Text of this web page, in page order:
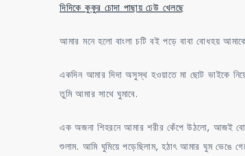
দিদিকে কুকুর চোদা পাছায় ঢেউ খেলছে
আমার মনে হলো বাংলা চটি বই পড়ে বাবা বোধহয়
একদিন আমার দিদা অসুস্থ হওয়াতে মা ছোট ভাইকে
তুমি আমার সাথে ঘুমাবে.
এক অজনা শিহরনে আমার শরীর কেঁপে উঠলো, আজই
শুলাম. আমি ঘুমিয়ে পড়েছিলাম, হঠাৎ আমার ঘুম ভেঙে